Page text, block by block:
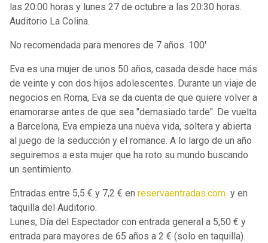
las 20:00 horas y lunes 27 de octubre a las 20:30 horas.
Auditorio La Colina.
No recomendada para menores de 7 años. 100'
Eva es una mujer de unos 50 años, casada desde hace más
de veinte y con dos hijos adolescentes. Durante un viaje de
negocios en Roma, Eva se da cuenta de que quiere volver a
enamorarse antes de que sea "demasiado tarde". De vuelta
a Barcelona, Eva empieza una nueva vida, soltera y abierta
al juego de la seducción y el romance. A lo largo de un año
seguiremos a esta mujer que ha roto su mundo buscando
un sentimiento.
Entradas entre 5,5 € y 7,2 € en reservaentradas.com y en
taquilla del Auditorio.
Lunes, Día del Espectador con entrada general a 5,50 € y
entrada para mayores de 65 años a 2 € (solo en taquilla).